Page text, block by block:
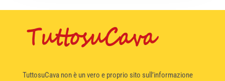
TuttosuCava non è un vero e proprio sito sull’informazione